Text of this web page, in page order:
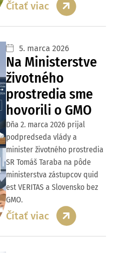
Čítať viac
5. marca 2026
Na Ministerstve
životného
prostredia sme
hovorili o GMO
Dňa 2. marca 2026 prijal
podpredseda vlády a
minister životného prostredia
SR Tomáš Taraba na pôde
ministerstva zástupcov quid
est VERITAS a Slovensko bez
GMO.
Čítať viac